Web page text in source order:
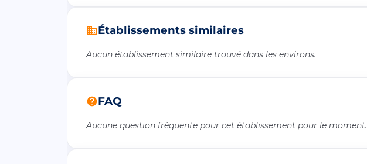
Établissements similaires
Aucun établissement similaire trouvé dans les environs.
FAQ
Aucune question fréquente pour cet établissement pour le moment.